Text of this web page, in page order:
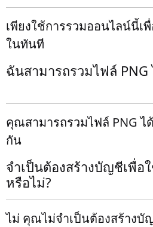
เพียงใช้การรวมออนไลน์นี้เ
ในทันที
ฉันสามารถรวมไฟล์ PNG
คุณสามารถรวมไฟล์ PNG ไ
กัน
จำเป็นต้องสร้างบัญชีเพื่
หรือไม่?
ไม่ คุณไม่จำเป็นต้องสร้างบั